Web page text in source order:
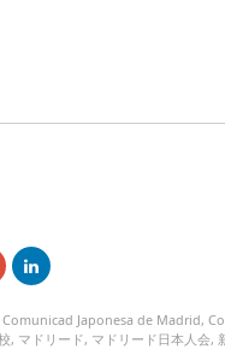
Japonesa de Madrid,
, マドリード, マドリード日本人会,